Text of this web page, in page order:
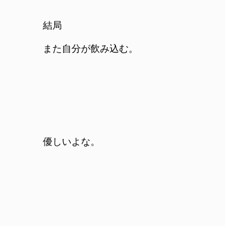
結局
また自分が飲み込む。
優しいよな。